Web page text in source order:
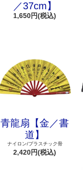
／37cm】
1,650円(税込)
青龍扇【金／書
道】
ナイロン/プラスチック骨
2,420円(税込)